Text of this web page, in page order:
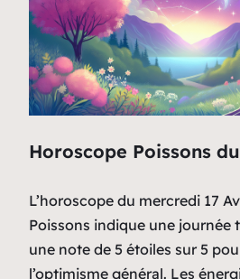
Horoscope Poissons
L’horoscope du mercredi 17
Poissons indique une journée
une note de 5 étoiles sur 5
l’optimisme général. Les